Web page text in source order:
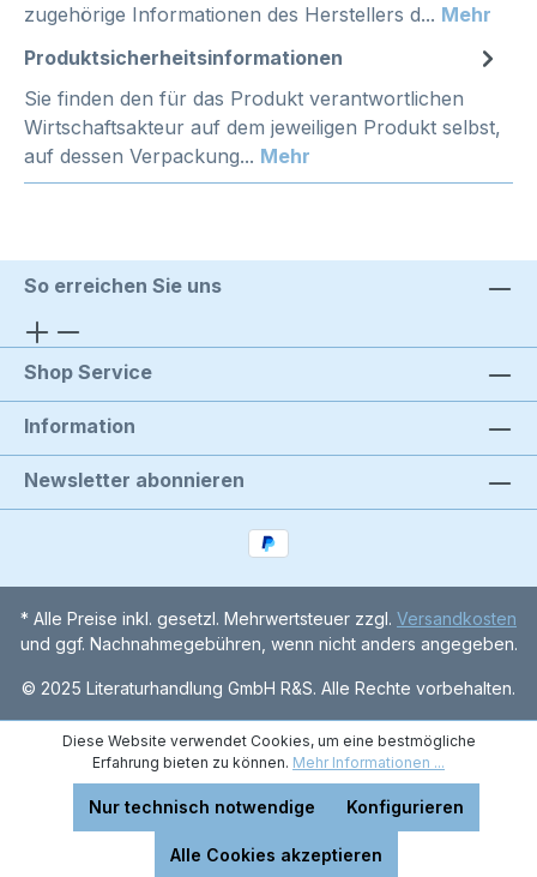
zugehörige Informationen des Herstellers d... Mehr
Produktsicherheitsinformationen
Sie finden den für das Produkt verantwortlichen
Wirtschaftsakteur auf dem jeweiligen Produkt selbst,
auf dessen Verpackung... Mehr
So erreichen Sie uns
Shop Service
Information
Newsletter abonnieren
* Alle Preise inkl. gesetzl. Mehrwertsteuer zzgl. Versandkosten
und ggf. Nachnahmegebühren, wenn nicht anders angegeben.
© 2025 Literaturhandlung GmbH R&S. Alle Rechte vorbehalten.
Diese Website verwendet Cookies, um eine bestmögliche
Erfahrung bieten zu können. Mehr Informationen ...
Nur technisch notwendige Konfigurieren
Alle Cookies akzeptieren